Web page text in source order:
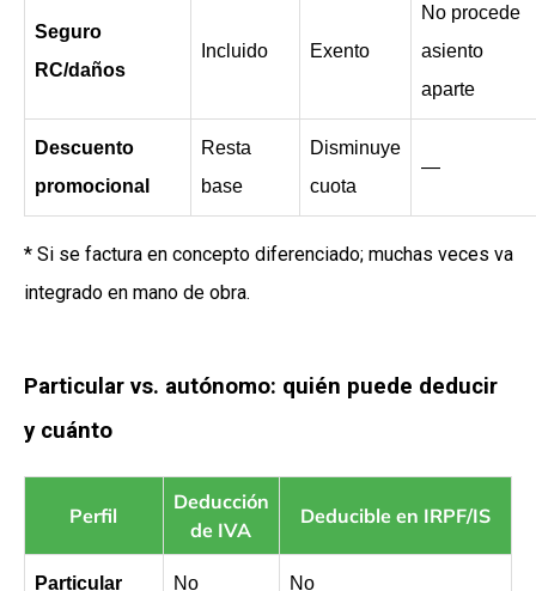
Seguro
RC/daños
Incluido Exento
No procede
asiento
aparte
Descuento
promocional
Resta
base
Disminuye
cuota
—
* Si se factura en concepto diferenciado; muchas veces va
integrado en mano de obra.
Particular vs. autónomo: quién puede deducir
y cuánto
Perfil
Deducción
de IVA
Deducible en IRPF/IS
Particular No No